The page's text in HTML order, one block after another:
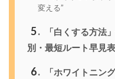
変える”
5
「白くする方法
別・最短ルート早見表
6
「ホワイトニン